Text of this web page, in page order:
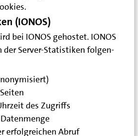
(IONOS)
bei IONOS gehos­tet. IONOS
der Ser­ver-Sta­tis­ti­ken fol­gen­
des Zugriffs
erfolg­rei­chen Abruf